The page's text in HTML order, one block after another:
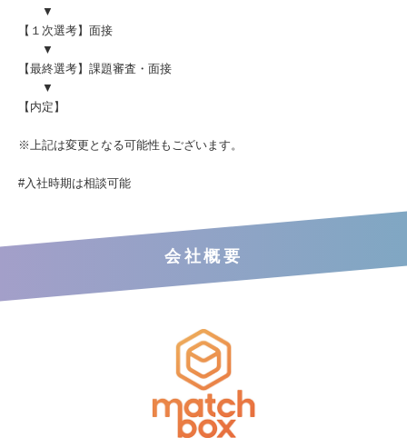
▼
【１次選考】面接
▼
【最終選考】課題審査・面接
▼
【内定】
※上記は変更となる可能性もございます。
#入社時期は相談可能
会社概要